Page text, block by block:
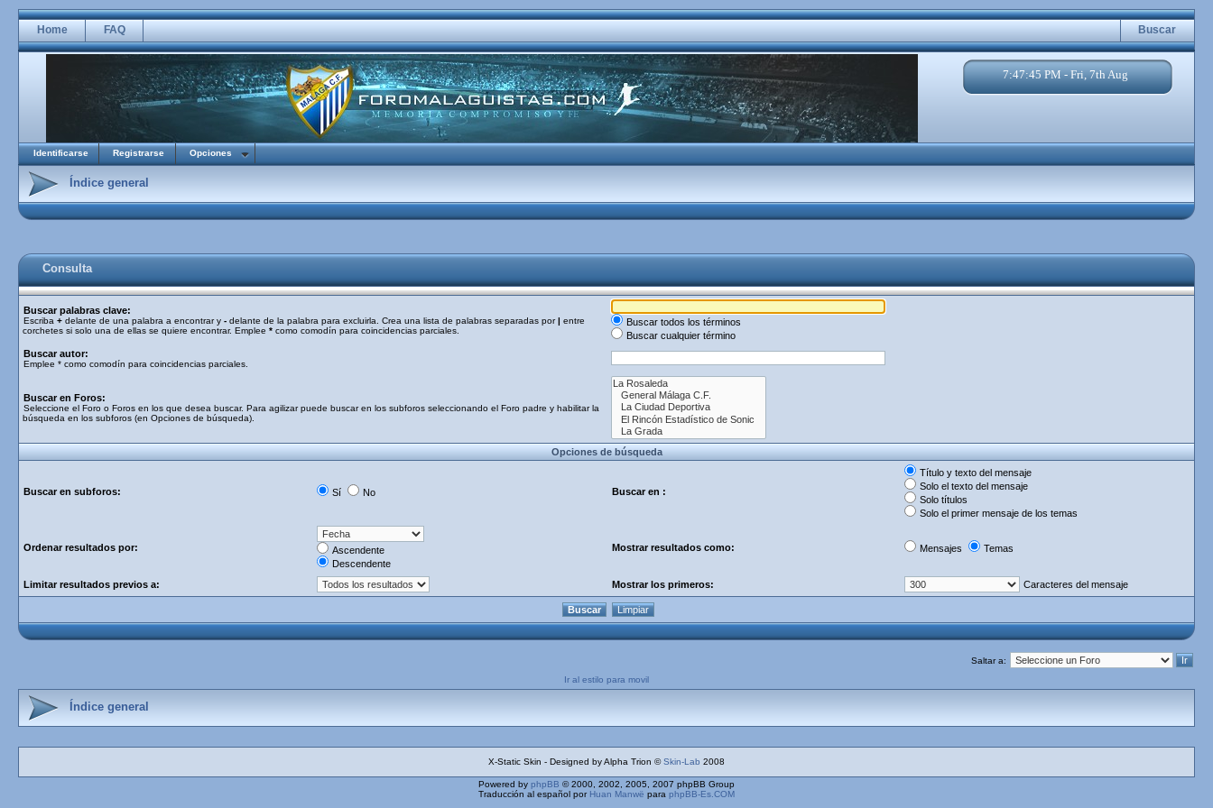
Home FAQ Buscar
7:47:45 PM - Fri, 7th Aug
Identificarse Registrarse Opciones
Índice general
Consulta
Buscar palabras clave:
Escriba + delante de una palabra a encontrar y - delante de la palabra para excluirla. Crea una lista de palabras separadas por| entre
corchetes si solo una de ellas se quiere encontrar. Emplee * como comodín para coincidencias parciales.
Buscar todos los términos
Buscar cualquier término
Buscar autor:
Emplee * como comodín para coincidencias parciales.
Buscar en Foros:
Seleccione el Foro o Foros en los que desea buscar. Para agilizar puede buscar en los subforos seleccionando el Foro padre y habilitar la
búsqueda en los subforos (en Opciones de búsqueda).
Opciones de búsqueda
Buscar en subforos: Sí No Buscar en :
Título y texto del mensaje
Solo el texto del mensaje
Solo títulos
Solo el primer mensaje de los temas
Ordenar resultados por:
Ascendente
Descendente
Mostrar resultados como: Mensajes Temas
Limitar resultados previos a: Mostrar los primeros: Caracteres del mensaje
Saltar a:
Ir al estilo para movil
Índice general
X-Static Skin - Designed by Alpha Trion ©Skin-Lab 2008
Powered by phpBB © 2000, 2002, 2005, 2007 phpBB Group
Traducción al español por Huan Manwë para phpBB-Es.COM